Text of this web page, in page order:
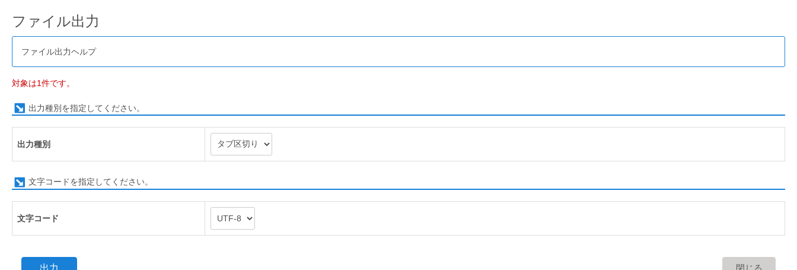
ファイル出力
ファイル出力ヘルプ
対象は1件です。
出力種別を指定してください。
出力種別
文字コードを指定してください。
文字コード